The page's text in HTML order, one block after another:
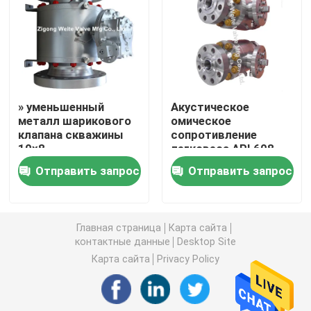
Шариковый клапан управляемый шестерней
Шариковый клапан углерода стальной служить
Нержавеющая сталь служила фланцем шариковый
Клапан аварийной остановки
плавая шариковый клапан
Шариковый клапан установленный Trunnion
» уменьшенный
металл шарикового
клапана скважины
10x8
загерметизировал
высокую
температуру 300LB
Отправить запрос
Акустическое
омическое
сопротивление
легковеса API 608
шарикового клапана
нержавеющей стали
F51 низкое
Отправить запрос
Главная страница
Карта сайта
контактные данные
Desktop Site
Карта сайта
Privacy Policy